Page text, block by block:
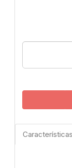
Características